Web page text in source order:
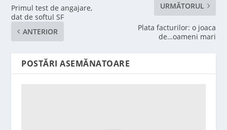
Primul test de angajare,
dat de softul SF
ANTERIOR
URMĂTORUL
Plata facturilor: o joaca
de…oameni mari
POSTĂRI ASEMĂNATOARE